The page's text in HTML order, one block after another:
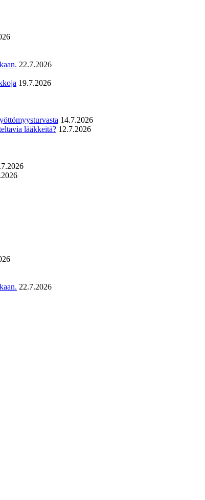
22.7.2026
19.7.2026
14.7.2026
lääkkeitä? 12.7.2026
22.7.2026